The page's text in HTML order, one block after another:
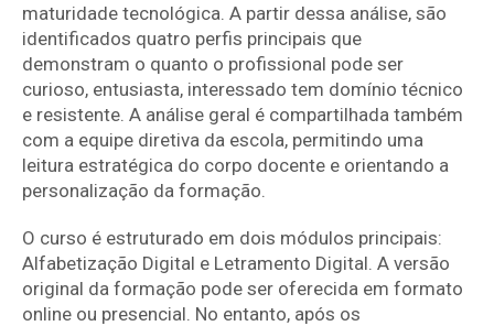
maturidade tecnológica . A partir dessa análise, são
identificados quatro perfis principais que
demonstram o quanto o profissional pode ser
curioso, entusiasta, interessado tem domínio técnico
e resistente . A análise geral é compartilhada também
com a equipe diretiva da escola, permitindo uma
leitura estratégica do corpo docente e orientando a
personalização da formação.
O curso é estruturado em dois módulos principais:
Alfabetização Digital e Letramento Digital . A versão
original da formação pode ser oferecida em formato
online ou presencial. No entanto, após os